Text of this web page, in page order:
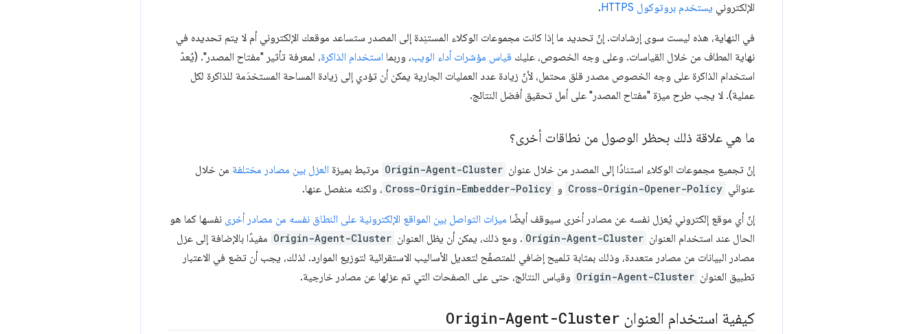
الإلكتروني يستخدم بروتوكول HTTPS .
في النهاية، هذه ليست سوى إرشادات. إنّ تحديد ما إذا كانت مجموعات الوكلاء المستنِدة إلى المصدر ستساعد موقعك الإلكتروني أم لا يتم تحديده في
نهاية المطاف من خلال القياسات. وعلى وجه الخصوص، عليك قياس مؤشرات أداء الويب، وربما استخدام الذاكرة، لمعرفة تأثير "مفتاح المصدر". (يُعدّ
استخدام الذاكرة على وجه الخصوص مصدر قلق محتمل، لأنّ زيادة عدد العمليات الجارية يمكن أن تؤدي إلى زيادة المساحة المستخدَمة للذاكرة لكل
عملية). لا يجب طرح ميزة "مفتاح المصدر" على أمل تحقيق أفضل النتائج.
ما هي علاقة ذلك بحظر الوصول من نطاقات أخرى؟
إنّ تجميع مجموعات الوكلاء استنادًا إلى المصدر من خلال عنوان Origin-Agent-Cluster مرتبط بميزة العزل بين مصادر مختلفة من خلال
عنوانَي Cross-Origin-Opener-Policy و Cross-Origin-Embedder-Policy ، ولكنه منفصل عنها.
إنّ أي موقع إلكتروني يُعزل نفسه عن مصادر أخرى سيوقف أيضًا ميزات التواصل بين المواقع الإلكترونية على النطاق نفسه من مصادر أخرى نفسها كما هو
الحال عند استخدام العنوان Origin-Agent-Cluster . ومع ذلك، يمكن أن يظل العنوان Origin-Agent-Cluster مفيدًا بالإضافة إلى عزل
مصادر البيانات من مصادر متعددة، وذلك بمثابة تلميح إضافي للمتصفّح لتعديل الأساليب الاستقرائية لتوزيع الموارد. لذلك، يجب أن تضع في الاعتبار
تطبيق العنوان Origin-Agent-Cluster وقياس النتائج، حتى على الصفحات التي تم عزلها عن مصادر خارجية.
كيفية استخدام العنوان Origin-Agent-Cluster